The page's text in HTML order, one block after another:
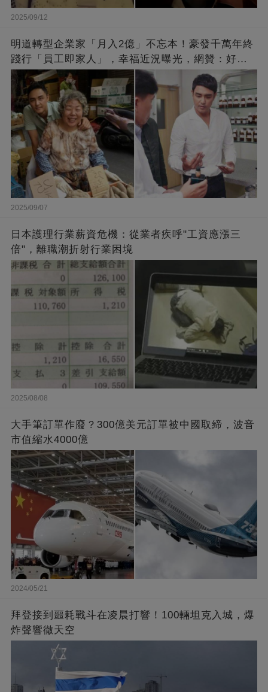
2025/09/12
明道轉型企業家「月入2億」不忘本！豪發千萬年終
踐行「員工即家人」，幸福近況曝光，網贊：好老
闆的福報
2025/09/07
日本護理行業薪資危機：從業者疾呼"工資應漲三
倍"，離職潮折射行業困境
2025/08/08
大手筆訂單作廢？300億美元訂單被中國取締，波音
市值縮水4000億
2024/05/21
拜登接到噩耗戰斗在凌晨打響！100輛坦克入城，爆
炸聲響徹天空